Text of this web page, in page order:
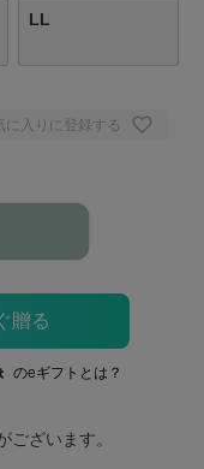
LL
に入りに登録する
のeギフトとは？
ざいます。